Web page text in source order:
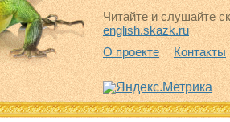
Читайте и слушайте
english.skazk.ru
О проекте
Контакты